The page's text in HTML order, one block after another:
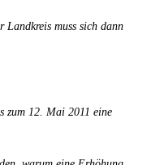
Landkreis muss sich dann
zum 12. Mai 2011 eine